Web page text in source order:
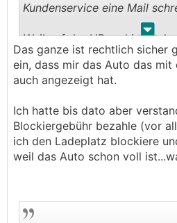
. .
Kundenservice eine Mail
Weil auf der HP und im
bis 22kW, nach der sechsten
Das ganze ist rechtlich sicher
ein, dass mir das Auto das
auch angezeigt hat.
Ich hatte bis dato aber
Blockiergebühr bezahle (vor
ich den Ladeplatz blockiere
weil das Auto schon voll